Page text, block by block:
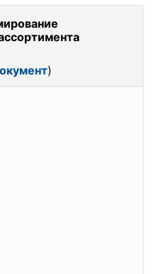
)